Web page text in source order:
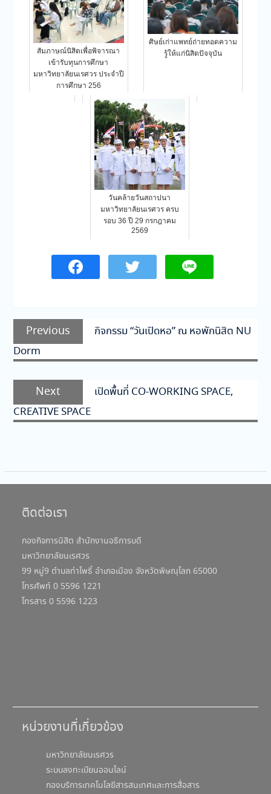
สัมภาษณ์นิสิตเพื่อพิจารณา
เข้ารับทุนการศึกษา
มหาวิทยาลัยนเรศวร ประจำปี
การศึกษา 256
ศิษย์เก่าแพทย์ถ่ายทอดความ
รู้ให้แก่นิสิตปัจจุบัน
วันคล้ายวันสถาปนา
มหาวิทยาลัยนเรศวร ครบ
รอบ 36 ปี 29 กรกฎาคม
2569
แนะแนว
เรื่อง
Previous
Previous
post:
กิจกรรม “วันเปิดหอ” ณ หอพักนิสิต NU
Dorm
Next
Next
post:
เปิดพื้นที่ CO-WORKING SPACE,
CREATIVE SPACE
ติดต่อเรา
กองกิจการนิสิต สำนักงานอธิการบดี
มหาวิทยาลัยนเรศวร
99 หมู่9 ตำบลท่าโพธิ์ อำเภอเมือง จังหวัดพิษณุโลก 65000
โทรศัพท์ 0 5596 1221
โทรสาร 0 5596 1223
หน่วยงานที่เกี่ยวข้อง
มหาวิทยาลัยนเรศวร
ระบบลงทะเบียนออนไลน์
กองบริการเทคโนโลยีสารสนเทศและการสื่อสาร